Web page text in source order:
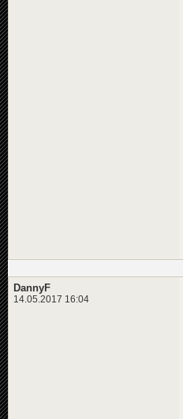
DannyF
14.05.2017 16:04